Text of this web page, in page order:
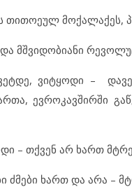
თითოეულ
მშვიდობიანი
ვიტყოდი –
ევროკავშირში
– თქვენ არ ხართ
ძმები ხართ და არა –